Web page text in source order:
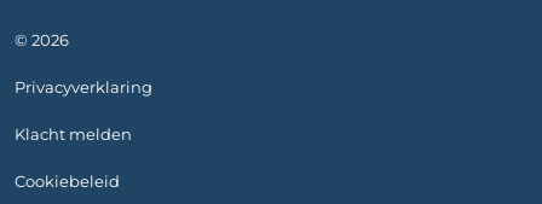
© 2026
Privacyverklaring
Klacht melden
Cookiebeleid